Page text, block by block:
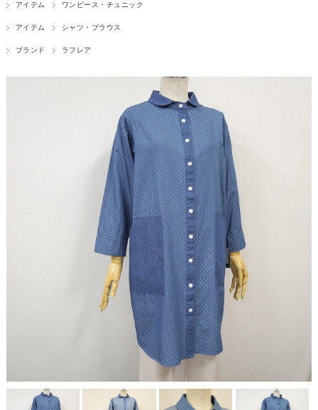
アイテム ワンピース・チュニック
アイテム シャツ・ブラウス
ブランド ラフレア